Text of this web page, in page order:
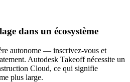
dans un écosystème
autonome — inscrivez-vous et
Autodesk Takeoff nécessite un
Cloud, ce qui signifie
plus large.